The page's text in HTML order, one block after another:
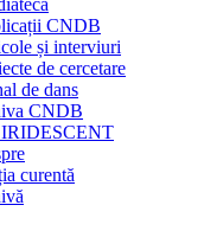
CNDB
și interviuri
de cercetare
de dans
CNDB
IRIDESCENT
curentă